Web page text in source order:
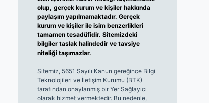
olup, gerçek kurum ve kişiler hakkında
paylaşım yapılmamaktadır. Gerçek
kurum ve kişiler ile isim benzerlikleri
tamamen tesadüfidir. Sitemizdeki
bilgiler taslak halindedir ve tavsiye
niteliği taşımazlar.
Sitemiz, 5651 Sayılı Kanun gereğince Bilgi
Teknolojileri ve İletişim Kurumu (BTK)
tarafından onaylanmış bir Yer Sağlayıcı
olarak hizmet vermektedir. Bu nedenle,